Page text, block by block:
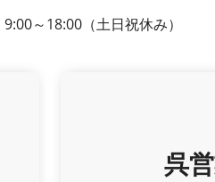
～18:00（土日祝休み）
呉